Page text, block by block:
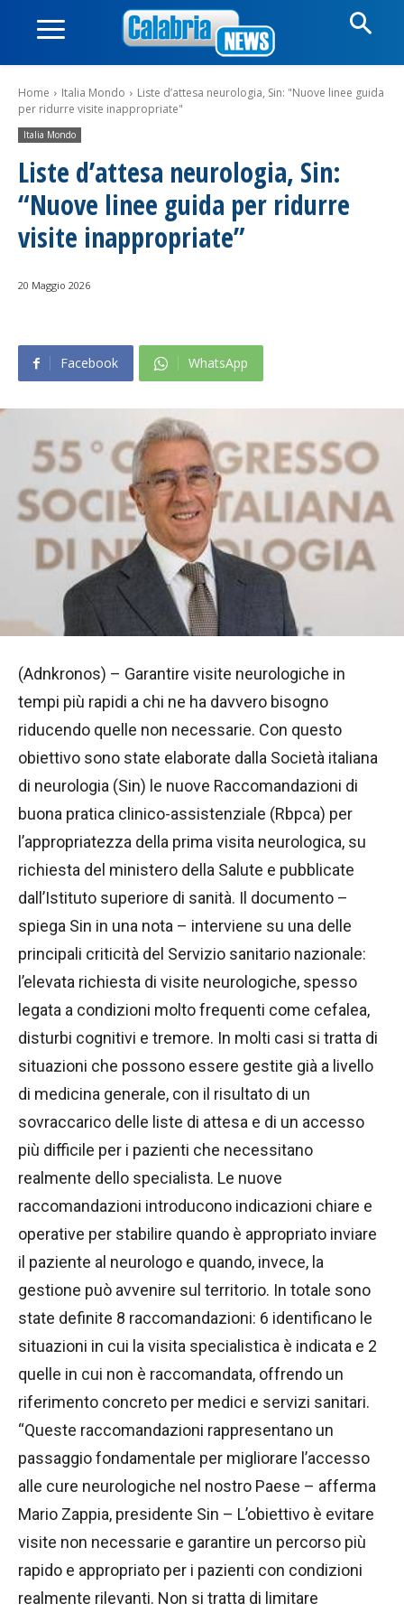
Home Italia Mondo
Liste d’attesa neurologia, Sin: "Nuove linee guida
per ridurre visite inappropriate"
Italia Mondo
Liste d’attesa neurologia, Sin:
“Nuove linee guida per ridurre
visite inappropriate”
20 Maggio 2026
Facebook WhatsApp
(Adnkronos) – Garantire visite neurologiche in
tempi più rapidi a chi ne ha davvero bisogno
riducendo quelle non necessarie. Con questo
obiettivo sono state elaborate dalla Società italiana
di neurologia (Sin) le nuove Raccomandazioni di
buona pratica clinico-assistenziale (Rbpca) per
l’appropriatezza della prima visita neurologica, su
richiesta del ministero della Salute e pubblicate
dall’Istituto superiore di sanità. Il documento –
spiega Sin in una nota – interviene su una delle
principali criticità del Servizio sanitario nazionale:
l’elevata richiesta di visite neurologiche, spesso
legata a condizioni molto frequenti come cefalea,
disturbi cognitivi e tremore. In molti casi si tratta di
situazioni che possono essere gestite già a livello
di medicina generale, con il risultato di un
sovraccarico delle liste di attesa e di un accesso
più difficile per i pazienti che necessitano
realmente dello specialista. Le nuove
raccomandazioni introducono indicazioni chiare e
operative per stabilire quando è appropriato inviare
il paziente al neurologo e quando, invece, la
gestione può avvenire sul territorio. In totale sono
state definite 8 raccomandazioni: 6 identificano le
situazioni in cui la visita specialistica è indicata e 2
quelle in cui non è raccomandata, offrendo un
riferimento concreto per medici e servizi sanitari.
“Queste raccomandazioni rappresentano un
passaggio fondamentale per migliorare l’accesso
alle cure neurologiche nel nostro Paese – afferma
Mario Zappia, presidente Sin – L’obiettivo è evitare
visite non necessarie e garantire un percorso più
rapido e appropriato per i pazienti con condizioni
realmente rilevanti. Non si tratta di limitare